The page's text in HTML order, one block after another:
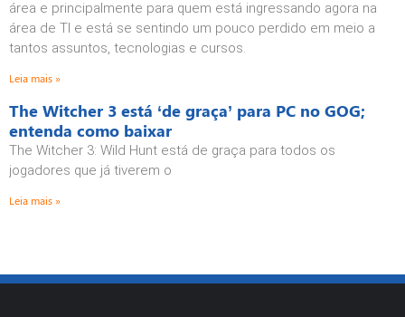
área e principalmente para quem está ingressando agora na
área de TI e está se sentindo um pouco perdido em meio a
tantos assuntos, tecnologias e cursos.
Leia mais »
The Witcher 3 está ‘de graça’ para PC no GOG;
entenda como baixar
The Witcher 3: Wild Hunt está de graça para todos os
jogadores que já tiverem o
Leia mais »